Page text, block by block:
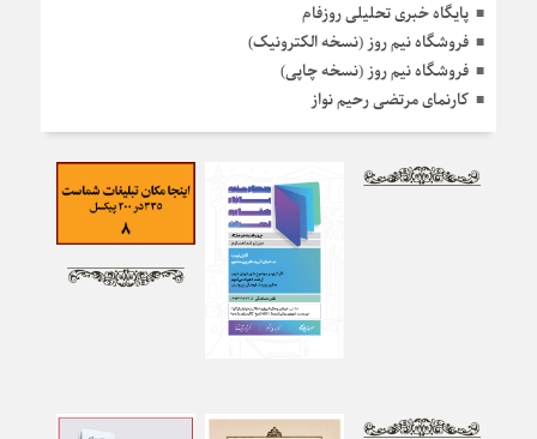
پایگاه خبری تحلیلی روزفام
فروشگاه نیم روز (نسخه الکترونیک)
فروشگاه نیم روز (نسخه چاپی)
کارنمای مرتضی رحیم نواز